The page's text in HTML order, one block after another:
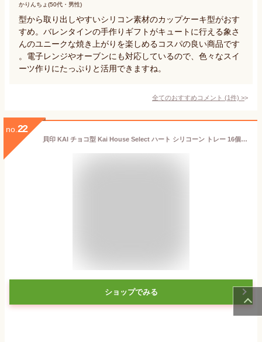
かりんちょ(50代・男性)
型から取り出しやすいシリコン素材のカップケーキ型がおす
すめ。バレンタインの手作りギフトがキュートに行える象さ
んのユニークな焼き上がりを楽しめるコスパの良い商品です
。電子レンジやオーブンにも対応しているので、色々なスイ
ーツ作りにたっぷりと活用できますね。
全てのおすすめコメント (1件) >
no. 22
貝印 KAI チョコ型 Kai House Select ハート シリコーン トレー 16個取り DL6369
ショップでみる